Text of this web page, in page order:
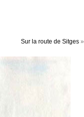
Sur la route de Sitges »